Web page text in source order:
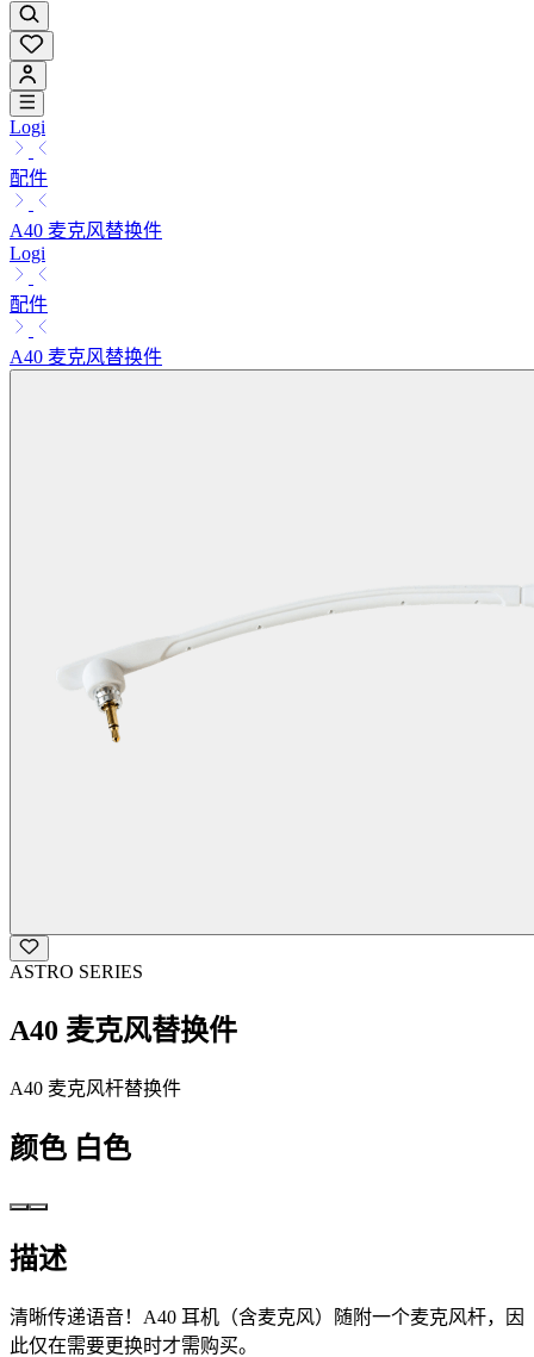
Logi
配件
A40 麦克风替换件
Logi
配件
A40 麦克风替换件
ASTRO SERIES
A40 麦克风替换件
A40 麦克风杆替换件
颜色 白色
描述
清晰传递语音！A40 耳机（含麦克风）随附一个麦克风杆，因
此仅在需要更换时才需购买。